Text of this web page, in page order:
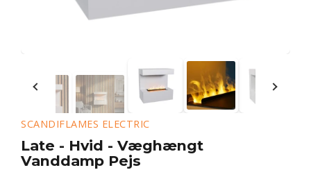
SCANDIFLAMES ELECTRIC
Late - Hvid - Væghængt
Vanddamp Pejs